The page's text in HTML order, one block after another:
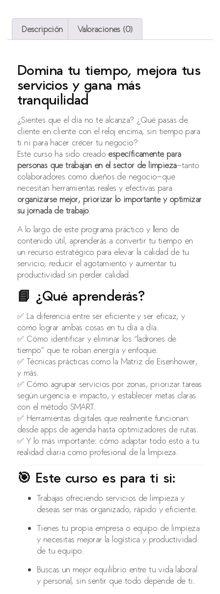
Descripción Valoraciones (0)
Domina tu tiempo, mejora tus
servicios y gana más
tranquilidad
¿Sientes que el día no te alcanza? ¿Qué pasas de
cliente en cliente con el reloj encima, sin tiempo para
ti ni para hacer crecer tu negocio?
Este curso ha sido creado específicamente para
personas que trabajan en el sector de limpieza—tanto
colaboradores como dueños de negocio—que
necesitan herramientas reales y efectivas para
organizarse mejor, priorizar lo importante y optimizar
su jornada de trabajo.
A lo largo de este programa práctico y lleno de
contenido útil, aprenderás a convertir tu tiempo en
un recurso estratégico para elevar la calidad de tu
servicio, reducir el agotamiento y aumentar tu
productividad sin perder calidad.
📘 ¿Qué aprenderás?
✅ La diferencia entre ser eficiente y ser eficaz, y
cómo lograr ambas cosas en tu día a día.
✅ Cómo identificar y eliminar los “ladrones de
tiempo” que te roban energía y enfoque.
✅ Técnicas prácticas como la Matriz de Eisenhower,
y más.
✅ Cómo agrupar servicios por zonas, priorizar tareas
según urgencia e impacto, y establecer metas claras
con el método SMART.
✅ Herramientas digitales que realmente funcionan:
desde apps de agenda hasta optimizadores de rutas.
✅ Y lo más importante: cómo adaptar todo esto a tu
realidad diaria como profesional de la limpieza.
🎯 Este curso es para ti si:
Trabajas ofreciendo servicios de limpieza y
deseas ser más organizado, rápido y eficiente.
Tienes tu propia empresa o equipo de limpieza
y necesitas mejorar la logística y productividad
de tu equipo.
Buscas un mejor equilibrio entre tu vida laboral
y personal, sin sentir que todo depende de ti.